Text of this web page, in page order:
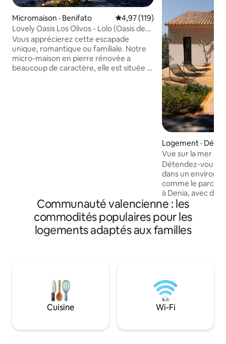
Micromaison · Benifato Note moyenne de 4,97 sur 5,
4,97 (119)
Lovely Oasis Los Olivos - Lolo (Oasis de
charme)
Vous apprécierez cette escapade
unique, romantique ou familiale. Notre
micro-maison en pierre rénovée a
beaucoup de caractère, elle est située à
Logement · Dénia
Vue sur la mer à
Détendez-vous
dans un
comme le parc
à Denia, avec
entre mer et
une oasis de
de plages de
pouvez pratiquer
sportives et
déclarée ville
par l'Unesco.
Communauté valencienne : les
commodités populaires pour les
logements adaptés aux familles
Cuisine Wi-Fi